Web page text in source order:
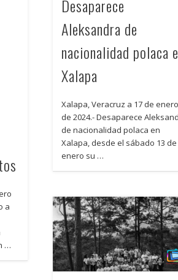
a
…
Desaparece
Aleksandra de
nacionalidad polaca
Xalapa
Xalapa, Veracruz a 17 de
de 2024.- Desaparece
de nacionalidad polaca en
Xalapa, desde el sábado 13 de
enero su …